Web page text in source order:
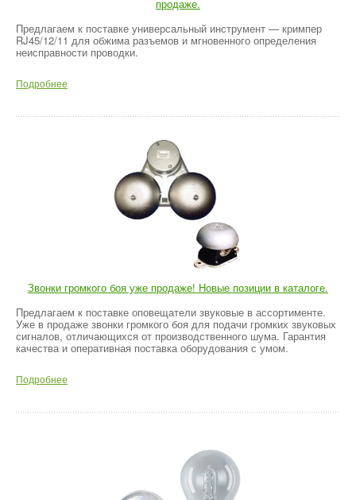
продаже.
Предлагаем к поставке универсальный инструмент — кримпер
RJ45/12/11 для обжима разъемов и мгновенного определения
неисправности проводки.
Подробнее
Звонки громкого боя уже продаже! Новые позиции в каталоге.
Предлагаем к поставке оповещатели звуковые в ассортименте.
Уже в продаже звонки громкого боя для подачи громких звуковых
сигналов, отличающихся от производственного шума. Гарантия
качества и оперативная поставка оборудования с умом.
Подробнее